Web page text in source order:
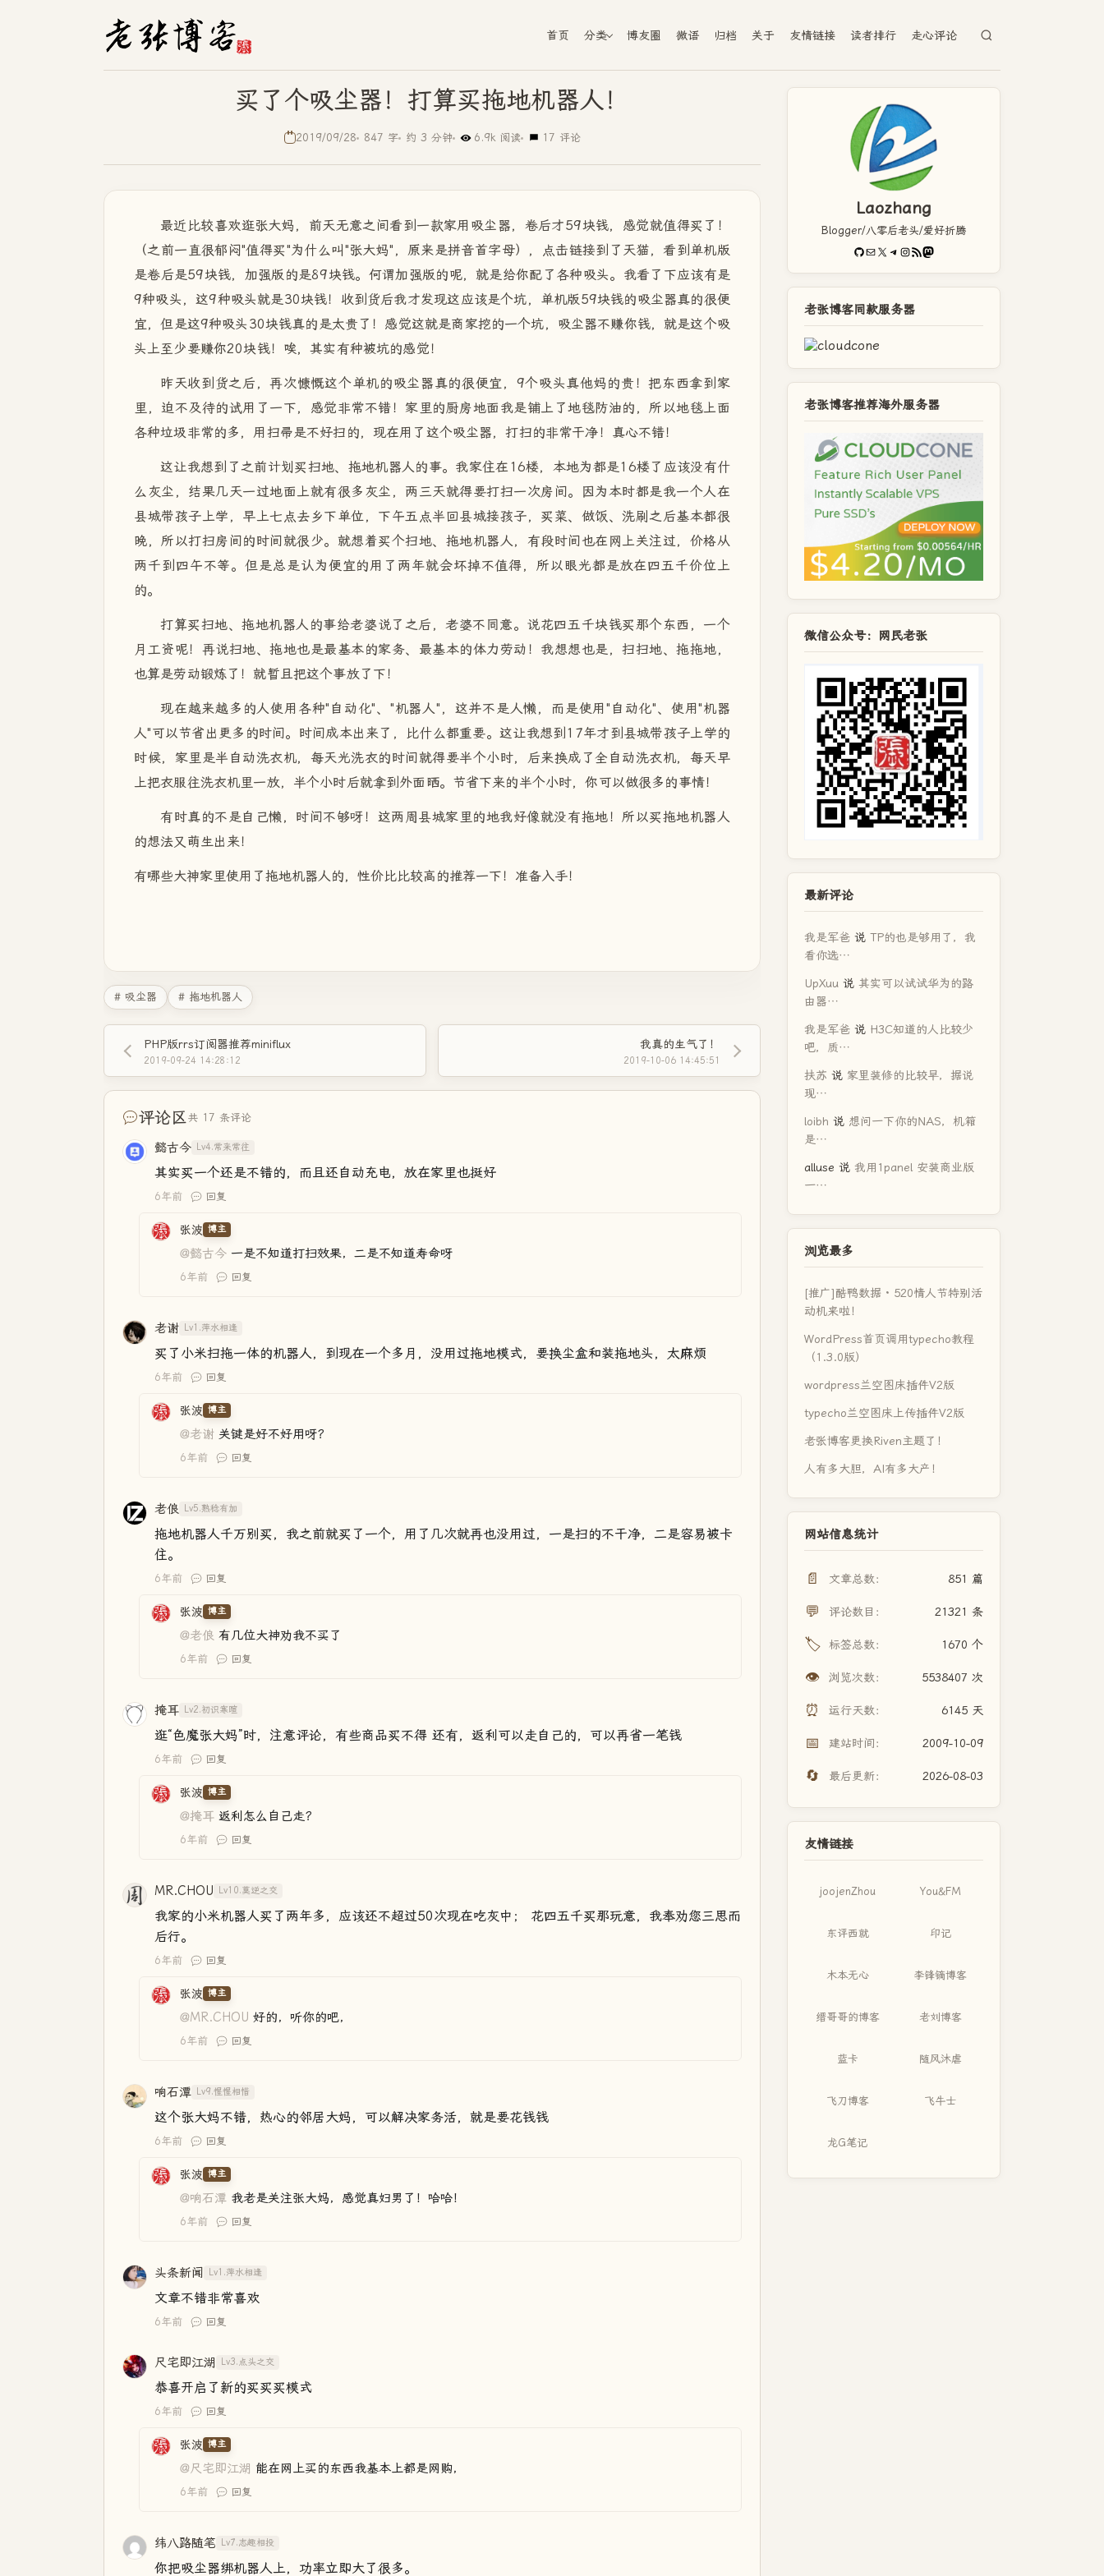
首页 分类 博友圈 微语 归档 关于 友情链接 读者排行 走心评论
买了个吸尘器！打算买拖地机器人！
2019/09/28 847 字 约 3 分钟 6.9k 阅读 17 评论
最近比较喜欢逛张大妈，前天无意之间看到一款家用吸尘器，卷后才59块钱，感觉就值得买了！
（之前一直很郁闷"值得买"为什么叫"张大妈"，原来是拼音首字母），点击链接到了天猫，看到单机版
是卷后是59块钱，加强版的是89块钱。何谓加强版的呢，就是给你配了各种吸头。我看了下应该有是
9种吸头，这9种吸头就是30块钱！收到货后我才发现这应该是个坑，单机版59块钱的吸尘器真的很便
宜，但是这9种吸头30块钱真的是太贵了！感觉这就是商家挖的一个坑，吸尘器不赚你钱，就是这个吸
头上至少要赚你20块钱！唉，其实有种被坑的感觉！
昨天收到货之后，再次慷慨这个单机的吸尘器真的很便宜，9个吸头真他妈的贵！把东西拿到家
里，迫不及待的试用了一下，感觉非常不错！家里的厨房地面我是铺上了地毯防油的，所以地毯上面
各种垃圾非常的多，用扫帚是不好扫的，现在用了这个吸尘器，打扫的非常干净！真心不错！
这让我想到了之前计划买扫地、拖地机器人的事。我家住在16楼，本地为都是16楼了应该没有什
么灰尘，结果几天一过地面上就有很多灰尘，两三天就得要打扫一次房间。因为本时都是我一个人在
县城带孩子上学，早上七点去乡下单位，下午五点半回县城接孩子，买菜、做饭、洗刷之后基本都很
晚，所以打扫房间的时间就很少。就想着买个扫地、拖地机器人，有段时间也在网上关注过，价格从
两千到四午不等。但是总是认为便宜的用了两年就会坏掉不值得，所以眼光都是放在四五千价位上
的。
打算买扫地、拖地机器人的事给老婆说了之后，老婆不同意。说花四五千块钱买那个东西，一个
月工资呢！再说扫地、拖地也是最基本的家务、最基本的体力劳动！我想想也是，扫扫地、拖拖地，
也算是劳动锻炼了！就暂且把这个事放了下！
现在越来越多的人使用各种"自动化"、"机器人"，这并不是人懒，而是使用"自动化"、使用"机器
人"可以节省出更多的时间。时间成本出来了，比什么都重要。这让我想到17年才到县城带孩子上学的
时候，家里是半自动洗衣机，每天光洗衣的时间就得要半个小时，后来换成了全自动洗衣机，每天早
上把衣服往洗衣机里一放，半个小时后就拿到外面晒。节省下来的半个小时，你可以做很多的事情！
有时真的不是自己懒，时间不够呀！这两周县城家里的地我好像就没有拖地！所以买拖地机器人
的想法又萌生出来！
有哪些大神家里使用了拖地机器人的，性价比比较高的推荐一下！准备入手！
# 吸尘器 # 拖地机器人
PHP版rrs订阅器推荐miniflux
2019-09-24 14:28:12
我真的生气了！
2019-10-06 14:45:51
评论区共 17 条评论
懿古今 Lv4.常来常往
其实买一个还是不错的，而且还自动充电，放在家里也挺好
6年前 回复
张波 博主
@懿古今 一是不知道打扫效果，二是不知道寿命呀
6年前 回复
老谢 Lv1.萍水相逢
买了小米扫拖一体的机器人，到现在一个多月，没用过拖地模式，要换尘盒和装拖地头，太麻烦
6年前 回复
张波 博主
@老谢 关键是好不好用呀？
6年前 回复
老俍 Lv5.熟稔有加
拖地机器人千万别买，我之前就买了一个，用了几次就再也没用过，一是扫的不干净，二是容易被卡
住。
6年前 回复
张波 博主
@老俍 有几位大神劝我不买了
6年前 回复
掩耳 Lv2.初识寒暄
逛“色魔张大妈”时，注意评论，有些商品买不得 还有，返利可以走自己的，可以再省一笔钱
6年前 回复
张波 博主
@掩耳 返利怎么自己走？
6年前 回复
MR.CHOU Lv10.莫逆之交
我家的小米机器人买了两年多，应该还不超过50次现在吃灰中； 花四五千买那玩意，我奉劝您三思而
后行。
6年前 回复
张波 博主
@MR.CHOU 好的，听你的吧，
6年前 回复
响石潭 Lv9.惺惺相惜
这个张大妈不错，热心的邻居大妈，可以解决家务活，就是要花钱钱
6年前 回复
张波 博主
@响石潭 我老是关注张大妈，感觉真妇男了！哈哈！
6年前 回复
头条新闻 Lv1.萍水相逢
文章不错非常喜欢
6年前 回复
尺宅即江湖 Lv3.点头之交
恭喜开启了新的买买买模式
6年前 回复
张波 博主
@尺宅即江湖 能在网上买的东西我基本上都是网购，
6年前 回复
纬八路随笔 Lv7.志趣相投
你把吸尘器绑机器人上，功率立即大了很多。
Laozhang
Blogger/八零后老头/爱好折腾
GitHub
电子邮件X Telegram
Instagram
RSS FeedMastodon
老张博客同款服务器
老张博客推荐海外服务器
微信公众号：网民老张
最新评论
我是军爸 说 TP的也是够用了，我
看你选…
UpXuu 说 其实可以试试华为的路
由器…
我是军爸 说 H3C知道的人比较少
吧，质…
扶苏 说 家里装修的比较早，据说
现…
loibh 说 想问一下你的NAS，机箱
是…
alluse 说 我用1panel 安装商业版
一…
浏览最多
[推广]酷鸭数据 · 520情人节特别活
动机来啦！
WordPress首页调用typecho教程
（1.3.0版）
wordpress兰空图床插件V2版
typecho兰空图床上传插件V2版
老张博客更换Riven主题了！
人有多大胆，AI有多大产！
网站信息统计
📄 文章总数： 851 篇
💬 评论数目： 21321 条
🏷️ 标签总数： 1670 个
👁️ 浏览次数： 5538407 次
⏰ 运行天数： 6145 天
📅 建站时间： 2009-10-09
🔄 最后更新： 2026-08-03
友情链接
joojenZhou You&FM
东评西就 印记
木本无心 李锋镝博客
缙哥哥的博客 老刘博客
蓝卡 随风沐虐
飞刀博客 飞牛士
龙G笔记